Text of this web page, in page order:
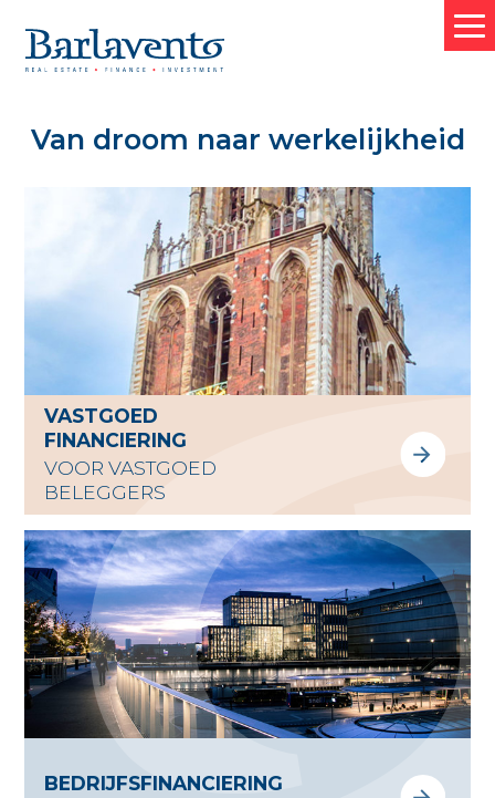
Van droom naar werkelijkheid
VASTGOED
FINANCIERING
VOOR VASTGOED
BELEGGERS
BEDRIJFSFINANCIERING
HOME
OVER BARLAVENTO
WAT WE DOEN
VASTGOED FINANCIERING
BEDRIJFSFINANCIERING
WONING HYPOTHEKEN
TRANSACTIES
ONS TEAM
NIEUWS
CONTACT